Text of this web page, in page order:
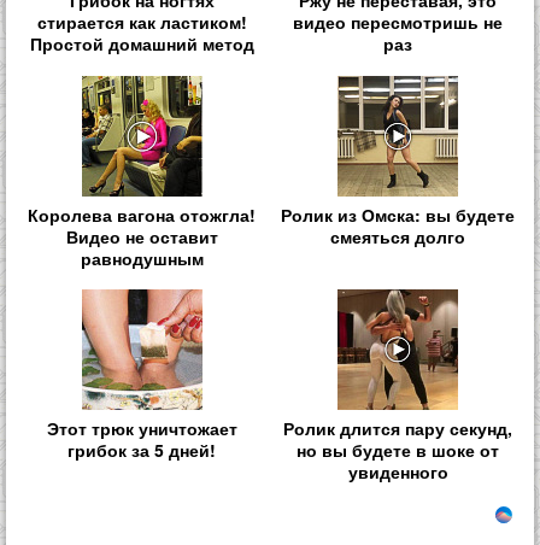
стирается как ластиком!
Простой домашний метод
видео пересмотришь не
раз
Королева вагона отожгла!
Видео не оставит
равнодушным
Ролик из Омска: вы будете
смеяться долго
Этот трюк уничтожает
грибок за 5 дней!
Ролик длится пару секунд,
но вы будете в шоке от
увиденного